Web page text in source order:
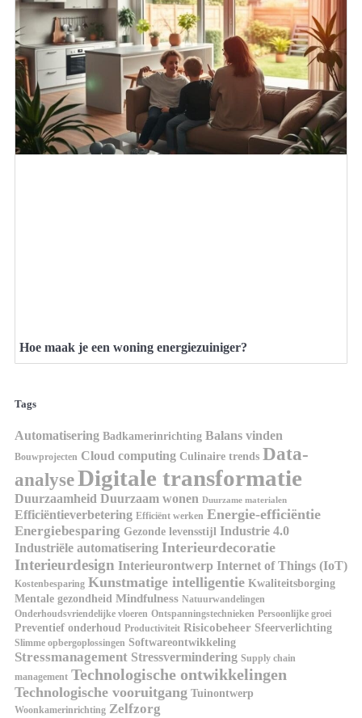
Hoe maak je een woning energiezuiniger?
Tags
Automatisering Badkamerinrichting Balans vinden
Bouwprojecten Cloud computing Culinaire trends Data-
analyseDigitale transformatie
Duurzaamheid Duurzaam wonen Duurzame materialen
Efficiëntieverbetering Efficiënt werken Energie-efficiëntie
Energiebesparing Gezonde levensstijl Industrie 4.0
Industriële automatisering Interieurdecoratie
Interieurdesign Interieurontwerp Internet of Things (IoT)
Kostenbesparing Kunstmatige intelligentie Kwaliteitsborging
Mentale gezondheid Mindfulness Natuurwandelingen
Onderhoudsvriendelijke vloeren Ontspanningstechnieken Persoonlijke groei
Preventief onderhoud Productiviteit Risicobeheer Sfeerverlichting
Slimme opbergoplossingen Softwareontwikkeling
Stressmanagement Stressvermindering Supply chain
management Technologische ontwikkelingen
Technologische vooruitgang Tuinontwerp
Woonkamerinrichting Zelfzorg